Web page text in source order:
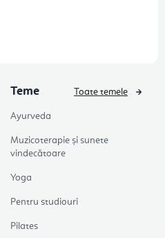
Teme
Ayurveda
Muzicoterapie și sunete
vindecătoare
Yoga
Pentru studiouri
Pilates
Toate temele